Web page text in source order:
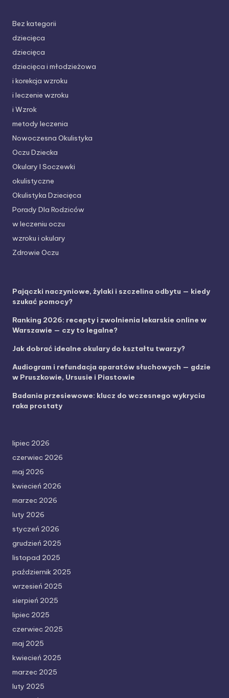
Bez kategorii
dziecięca
dziecięca
dziecięca i młodzieżowa
i korekcja wzroku
i leczenie wzroku
i Wzrok
metody leczenia
Nowoczesna Okulistyka
Oczu Dziecka
Okulary I Soczewki
okulistyczne
Okulistyka Dziecięca
Porady Dla Rodziców
w leczeniu oczu
wzroku i okulary
Zdrowie Oczu
Pajączki naczyniowe, żylaki i szczelina odbytu — kiedy
szukać pomocy?
Ranking 2026: recepty i zwolnienia lekarskie online w
Warszawie — czy to legalne?
Jak dobrać idealne okulary do kształtu twarzy?
Audiogram i refundacja aparatów słuchowych — gdzie
w Pruszkowie, Ursusie i Piastowie
Badania przesiewowe: klucz do wczesnego wykrycia
raka prostaty
lipiec 2026
czerwiec 2026
maj 2026
kwiecień 2026
marzec 2026
luty 2026
styczeń 2026
grudzień 2025
listopad 2025
październik 2025
wrzesień 2025
sierpień 2025
lipiec 2025
czerwiec 2025
maj 2025
kwiecień 2025
marzec 2025
luty 2025